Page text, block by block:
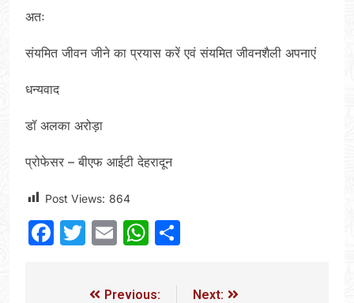
अतः
संयमित जीवन जीने का प्रयास करें एवं संयमित जीवनशैली अपनाएं
धन्यवाद
डॉ अलका अरोड़ा
प्रोफेसर – बीएफ आईटी देहरादून
Post Views: 864
Facebook
Twitter
EmailWhatsApp
Previous:
Next: